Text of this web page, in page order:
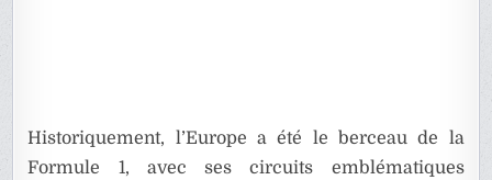
Historiquement, l’Europe a été le berceau de la
Formule 1, avec ses circuits emblématiques